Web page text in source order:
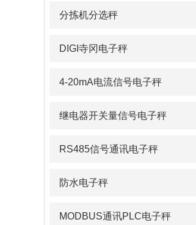
分拣机分选秤
DIGI寺冈电子秤
4-20mA电流信号电子秤
继电器开关量信号电子秤
RS485信号通讯电子秤
防水电子秤
MODBUS通讯PLC电子秤